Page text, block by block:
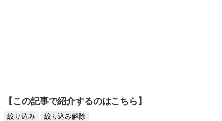
【この記事で紹介するのはこちら】
絞り込み
絞り込み解除